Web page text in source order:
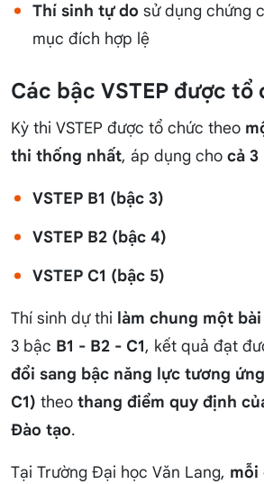
Thí sinh tự do sử dụng chứng
mục đích hợp lệ
Các bậc VSTEP được tổ
Kỳ thi VSTEP được tổ chức theo
thi thống nhất, áp dụng cho cả 3
VSTEP B1 (bậc 3)
VSTEP B2 (bậc 4)
VSTEP C1 (bậc 5)
Thí sinh dự thi làm chung một
3 bậc B1 - B2 - C1, kết quả đạt
đổi sang bậc năng lực tương
C1) theo thang điểm quy định
Đào tạo.
Tại Trường Đại học Văn Lang, mỗi